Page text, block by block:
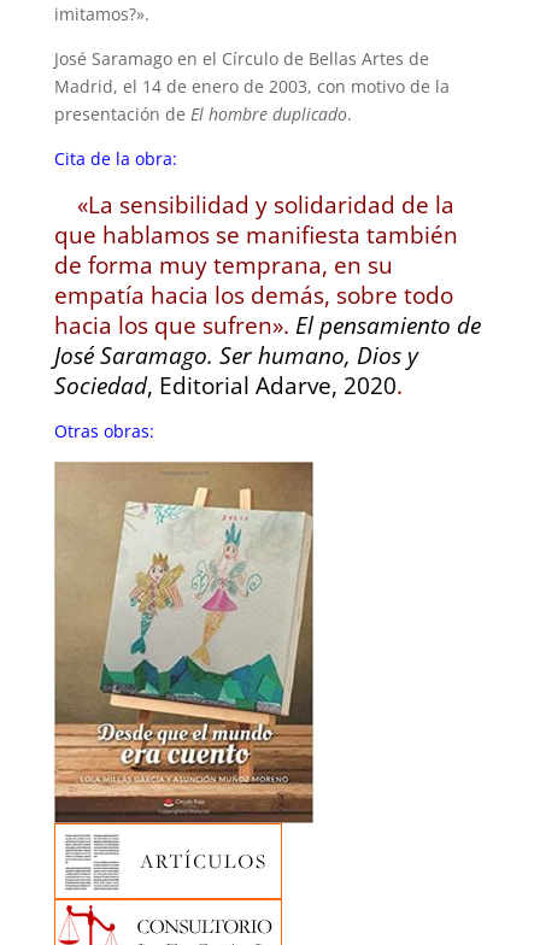
imitamos?».
José Saramago en el Círculo de Bellas Artes de
Madrid, el 14 de enero de 2003, con motivo de la
presentación de El hombre duplicado.
Cita de la obra:
«La sensibilidad y solidaridad de la
que hablamos se manifiesta también
de forma muy temprana, en su
empatía hacia los demás, sobre todo
hacia los que sufren». El pensamiento de
José Saramago. Ser humano, Dios y
Sociedad, Editorial Adarve, 2020.
Otras obras: